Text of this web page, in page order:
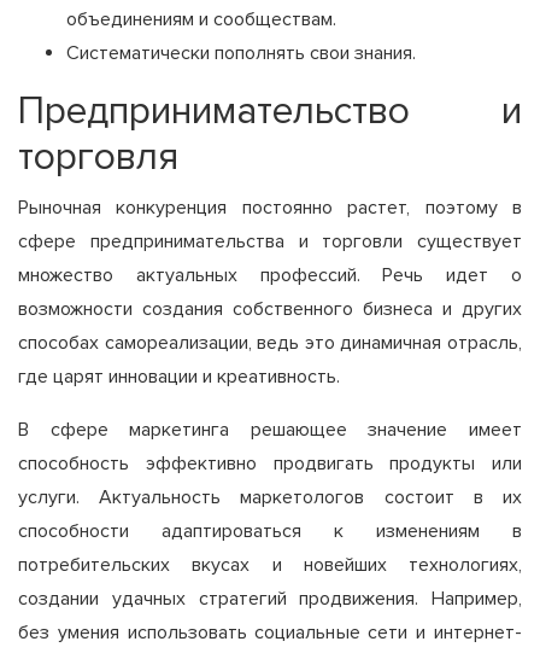
объединениям и сообществам.
Систематически пополнять свои знания.
Предпринимательство и
торговля
Рыночная конкуренция постоянно растет, поэтому в
сфере предпринимательства и торговли существует
множество актуальных профессий. Речь идет о
возможности создания собственного бизнеса и других
способах самореализации, ведь это динамичная отрасль,
где царят инновации и креативность.
В сфере маркетинга решающее значение имеет
способность эффективно продвигать продукты или
услуги. Актуальность маркетологов состоит в их
способности адаптироваться к изменениям в
потребительских вкусах и новейших технологиях,
создании удачных стратегий продвижения. Например,
без умения использовать социальные сети и интернет-